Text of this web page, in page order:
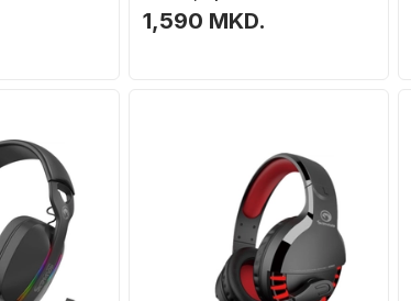
вертикален, 1600DPI, црн
1,590 MKD.